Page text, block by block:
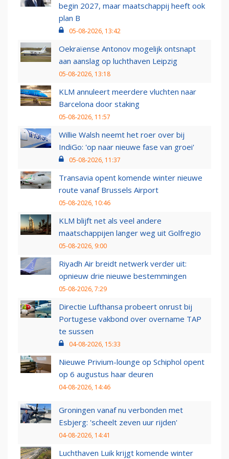
begin 2027, maar maatschappij heeft ook
plan B
05-08-2026, 13:42
Oekraïense Antonov mogelijk ontsnapt
aan aanslag op luchthaven Leipzig
05-08-2026, 13:18
KLM annuleert meerdere vluchten naar
Barcelona door staking
05-08-2026, 11:57
Willie Walsh neemt het roer over bij
IndiGo: 'op naar nieuwe fase van groei'
05-08-2026, 11:37
Transavia opent komende winter nieuwe
route vanaf Brussels Airport
05-08-2026, 10:46
KLM blijft net als veel andere
maatschappijen langer weg uit Golfregio
05-08-2026, 9:00
Riyadh Air breidt netwerk verder uit:
opnieuw drie nieuwe bestemmingen
05-08-2026, 7:29
Directie Lufthansa probeert onrust bij
Portugese vakbond over overname TAP
te sussen
04-08-2026, 15:33
Nieuwe Privium-lounge op Schiphol opent
op 6 augustus haar deuren
04-08-2026, 14:46
Groningen vanaf nu verbonden met
Esbjerg: 'scheelt zeven uur rijden'
04-08-2026, 14:41
Luchthaven Luik krijgt komende winter